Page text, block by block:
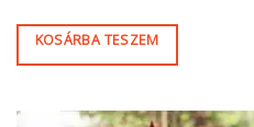
KOSÁRBA TESZEM